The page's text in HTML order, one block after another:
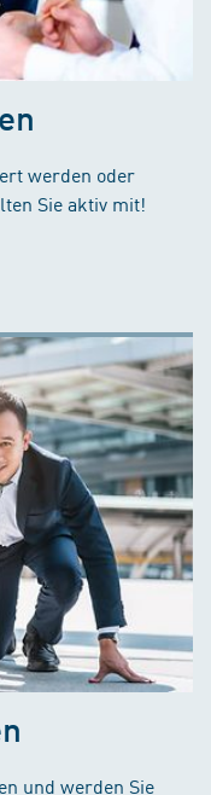
werden oder
Sie aktiv mit!
und werden Sie